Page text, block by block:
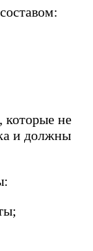
которые не
и должны